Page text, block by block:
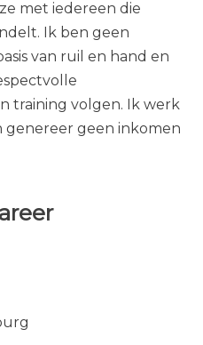
met iedereen die
Ik ben geen
van ruil en hand en
training volgen. Ik werk
genereer geen inkomen